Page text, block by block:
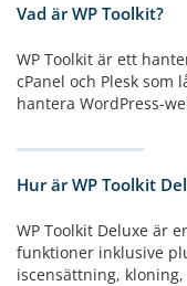
Vad är WP Toolkit?
WP Toolkit är ett
cPanel och Plesk
hantera WordPress-
Hur är WP Toolkit
WP Toolkit Deluxe är
funktioner inklusive
iscensättning,